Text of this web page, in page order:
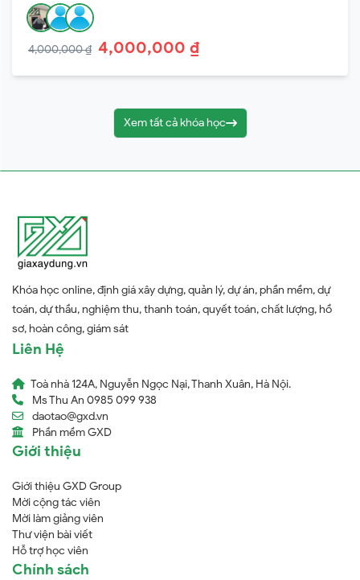
4,000,000 ₫ 4,000,000 ₫
Xem tất cả khóa học
Khóa học online, định giá xây dựng, quản lý, dự án, phần mềm, dự
toán, dự thầu, nghiệm thu, thanh toán, quyết toán, chất lượng, hồ
sơ, hoàn công, giám sát
Liên Hệ
Toà nhà 124A, Nguyễn Ngọc Nại, Thanh Xuân, Hà Nội.
Ms Thu An 0985 099 938
daotao@gxd.vn
Phần mềm GXD
Giới thiệu
Giới thiệu GXD Group
Mời cộng tác viên
Mời làm giảng viên
Thư viện bài viết
Hỗ trợ học viên
Chính sách